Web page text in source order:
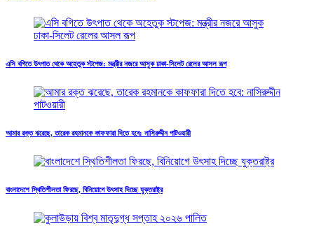
এসি বগিতে উৎপাত থেকে অহেতুক স্টপেজ: মন্ত্রীর নজরে আসুক ঢাকা-সিলেট রেলের আসল রূপ
আমার রক্ত ঝরেছে, তারেক রহমানকে কাফফারা দিতে হবে: নাসিরুদ্দীন পাটওয়ারী
বাংলাদেশে স্থিতিশীলতা ফিরছে, বিনিয়োগে উৎসাহ দিচ্ছে যুক্তরাষ্ট্র